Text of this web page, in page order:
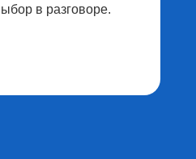
в разговоре.